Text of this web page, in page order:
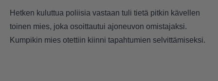
Hetken kuluttua poliisia vastaan tuli tietä pitkin kävellen
toinen mies, joka osoittautui ajoneuvon omistajaksi.
Kumpikin mies otettiin kiinni tapahtumien selvittämiseksi.